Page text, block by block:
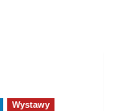
Wystawy